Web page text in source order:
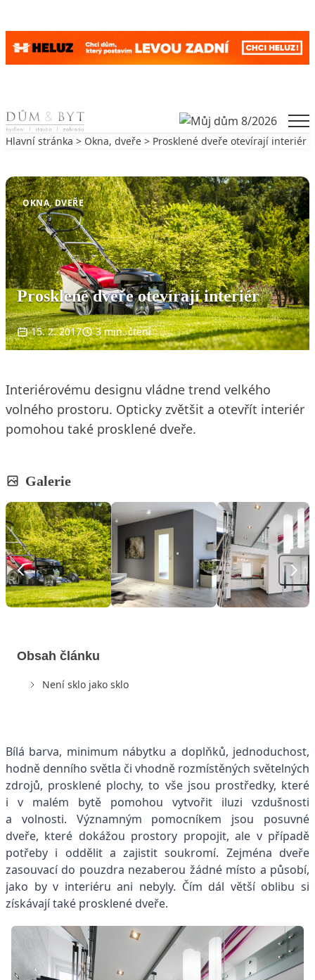
Skip to content
Hlavní stránka > Okna, dveře > Prosklené dveře otevírají interiér
OKNA, DVEŘE
Prosklené dveře otevírají interiér
15. 2. 2017 3 min. čtení
Interiérovému designu vládne trend velkého
volného prostoru. Opticky zvětšit a otevřít interiér
pomohou také prosklené dveře.
Galerie
Obsah článku
Není sklo jako sklo
Bílá barva, minimum nábytku a doplňků, jednoduchost,
hodně denního světla či vhodně rozmístěných světelných
zdrojů, prosklené plochy, to vše jsou prostředky, které
i v malém bytě pomohou vytvořit iluzi vzdušnosti
a volnosti. Významným pomocníkem jsou posuvné
dveře, které dokážou prostory propojit, ale v případě
potřeby i oddělit a zajistit soukromí. Zejména dveře
zasouvací do pouzdra nezaberou žádné místo a působí,
jako by v interiéru ani nebyly. Čím dál větší oblibu si
získávají také prosklené dveře.